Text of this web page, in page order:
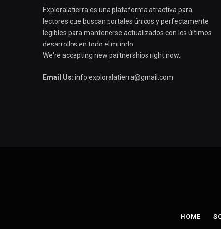
Exploralatierra es una plataforma atractiva para
lectores que buscan portales únicos y perfectamente
legibles para mantenerse actualizados con los últimos
desarrollos en todo el mundo.
We're accepting new partnerships right now.
Email Us: info.exploralatierra@gmail.com
HOME